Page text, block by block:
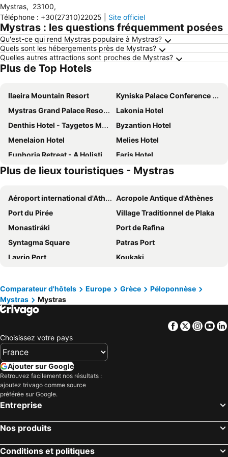
Mystras, 23100,
Téléphone : +30(27310)22025 Site officiel
Mystras : les questions fréquemment posées
Qu'est-ce qui rend Mystras populaire à Mystras?
Quels sont les hébergements près de Mystras?
Quelles autres attractions sont proches de Mystras?
Plus de Top Hotels
Ilaeira Mountain Resort
Kyniska Palace Conference & Spa
Mystras Grand Palace Resort & Spa
Lakonia Hotel
Denthis Hotel - Taygetos Mountain Getaway
Byzantion Hotel
Menelaion Hotel
Melies Hotel
Euphoria Retreat - A Holistic Wellbeing Destination Spa
Faris Hotel
Mystras Inn
Maniatis Hotel
Acropolis Mystra Guesthouse
Christina Guest House
Taleton Eco Guest House
Evoras Boutique Hotel
Archontiko
Arhontiko Guesthouse
Plus de lieux touristiques - Mystras
Aéroport international d'Athènes Elefthérios-Venizélos
Acropole Antique d'Athènes
Port du Pirée
Village Traditionnel de Plaka
Monastiráki
Port de Rafina
Syntagma Square
Patras Port
Lavrio Port
Koukaki
Adamas
Tsilivi
Athens Metro
Araxos Airport
Voidokilia Beach
Vielle ville de Nauplie
Megaron - Centre de Conférence International d'Athènes
Aéroport de Zakynthos
Temple de Poseïdon
Vouliagmeni Lake
Epidavros Port
Milos Conference Cente - George Iliopoulos
Salamina
Musée Juif de Grèce
Comparateur d'hôtels Europe Grèce
Péloponnèse
Mystras
Mystras
Facebook
Twitter
Choisissez votre pays
Ajouter sur Google
Retrouvez facilement nos résultats :
ajoutez trivago comme source
préférée sur Google.
Entreprise
Nos produits
Conditions et politiques